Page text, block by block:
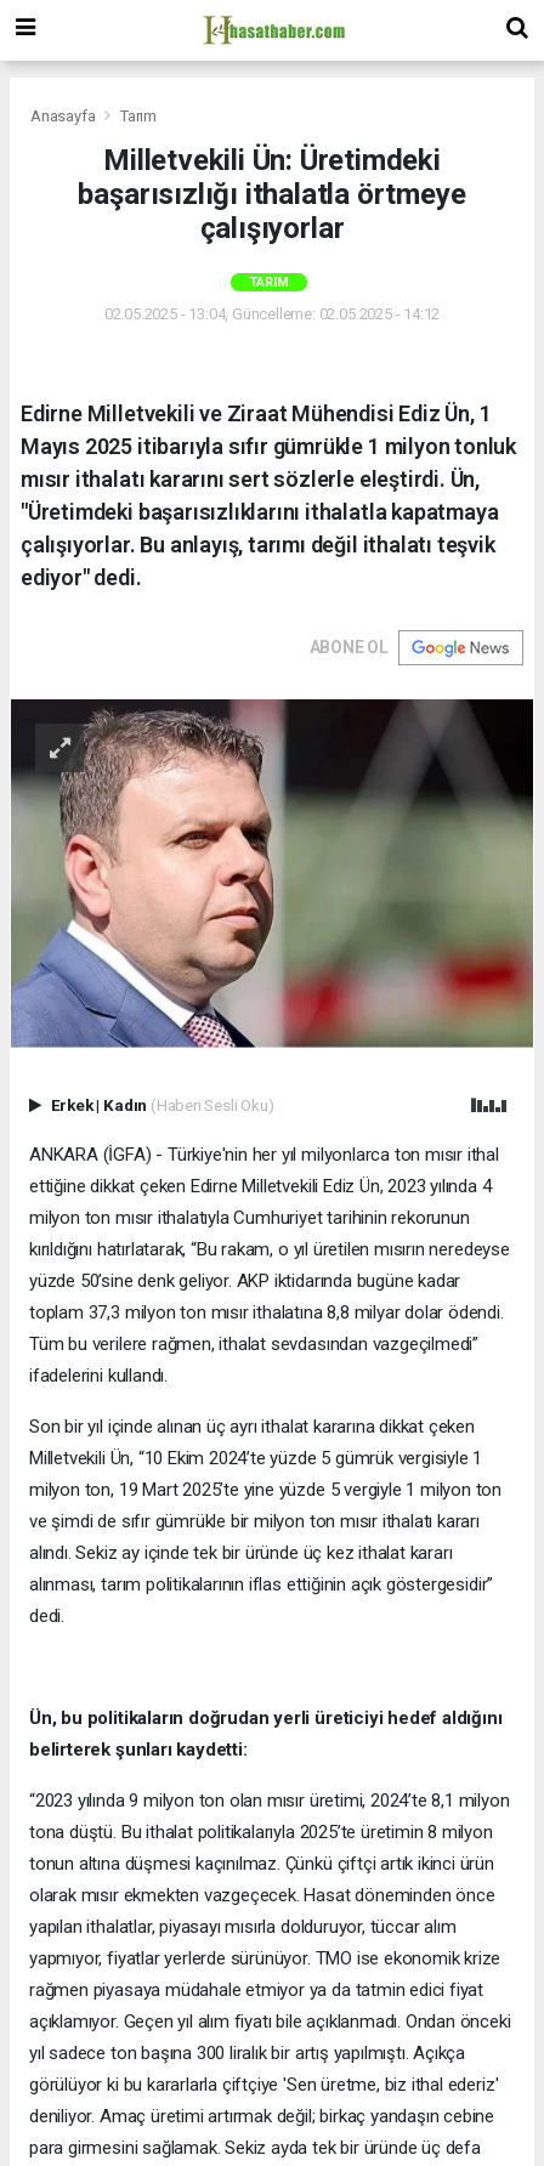
Anasayfa Tarım
Milletvekili Ün: Üretimdeki
başarısızlığı ithalatla örtmeye
çalışıyorlar
TARIM
02.05.2025 - 13:04, Güncelleme: 02.05.2025 - 14:12
Edirne Milletvekili ve Ziraat Mühendisi Ediz Ün, 1
Mayıs 2025 itibarıyla sıfır gümrükle 1 milyon tonluk
mısır ithalatı kararını sert sözlerle eleştirdi. Ün,
"Üretimdeki başarısızlıklarını ithalatla kapatmaya
çalışıyorlar. Bu anlayış, tarımı değil ithalatı teşvik
ediyor" dedi.
ABONE OL
Erkek| Kadın (Haberi Sesli Oku)
ANKARA (İGFA) - Türkiye'nin her yıl milyonlarca ton mısır ithal
ettiğine dikkat çeken Edirne Milletvekili Ediz Ün, 2023 yılında 4
milyon ton mısır ithalatıyla Cumhuriyet tarihinin rekorunun
kırıldığını hatırlatarak, “Bu rakam, o yıl üretilen mısırın neredeyse
yüzde 50’sine denk geliyor. AKP iktidarında bugüne kadar
toplam 37,3 milyon ton mısır ithalatına 8,8 milyar dolar ödendi.
Tüm bu verilere rağmen, ithalat sevdasından vazgeçilmedi”
ifadelerini kullandı.
Son bir yıl içinde alınan üç ayrı ithalat kararına dikkat çeken
Milletvekili Ün, “10 Ekim 2024’te yüzde 5 gümrük vergisiyle 1
milyon ton, 19 Mart 2025’te yine yüzde 5 vergiyle 1 milyon ton
ve şimdi de sıfır gümrükle bir milyon ton mısır ithalatı kararı
alındı. Sekiz ay içinde tek bir üründe üç kez ithalat kararı
alınması, tarım politikalarının iflas ettiğinin açık göstergesidir”
dedi.
Ün, bu politikaların doğrudan yerli üreticiyi hedef aldığını
belirterek şunları kaydetti:
“2023 yılında 9 milyon ton olan mısır üretimi, 2024’te 8,1 milyon
tona düştü. Bu ithalat politikalarıyla 2025’te üretimin 8 milyon
tonun altına düşmesi kaçınılmaz. Çünkü çiftçi artık ikinci ürün
olarak mısır ekmekten vazgeçecek. Hasat döneminden önce
yapılan ithalatlar, piyasayı mısırla dolduruyor, tüccar alım
yapmıyor, fiyatlar yerlerde sürünüyor. TMO ise ekonomik krize
rağmen piyasaya müdahale etmiyor ya da tatmin edici fiyat
açıklamıyor. Geçen yıl alım fiyatı bile açıklanmadı. Ondan önceki
yıl sadece ton başına 300 liralık bir artış yapılmıştı. Açıkça
görülüyor ki bu kararlarla çiftçiye 'Sen üretme, biz ithal ederiz'
deniliyor. Amaç üretimi artırmak değil; birkaç yandaşın cebine
para girmesini sağlamak. Sekiz ayda tek bir üründe üç defa